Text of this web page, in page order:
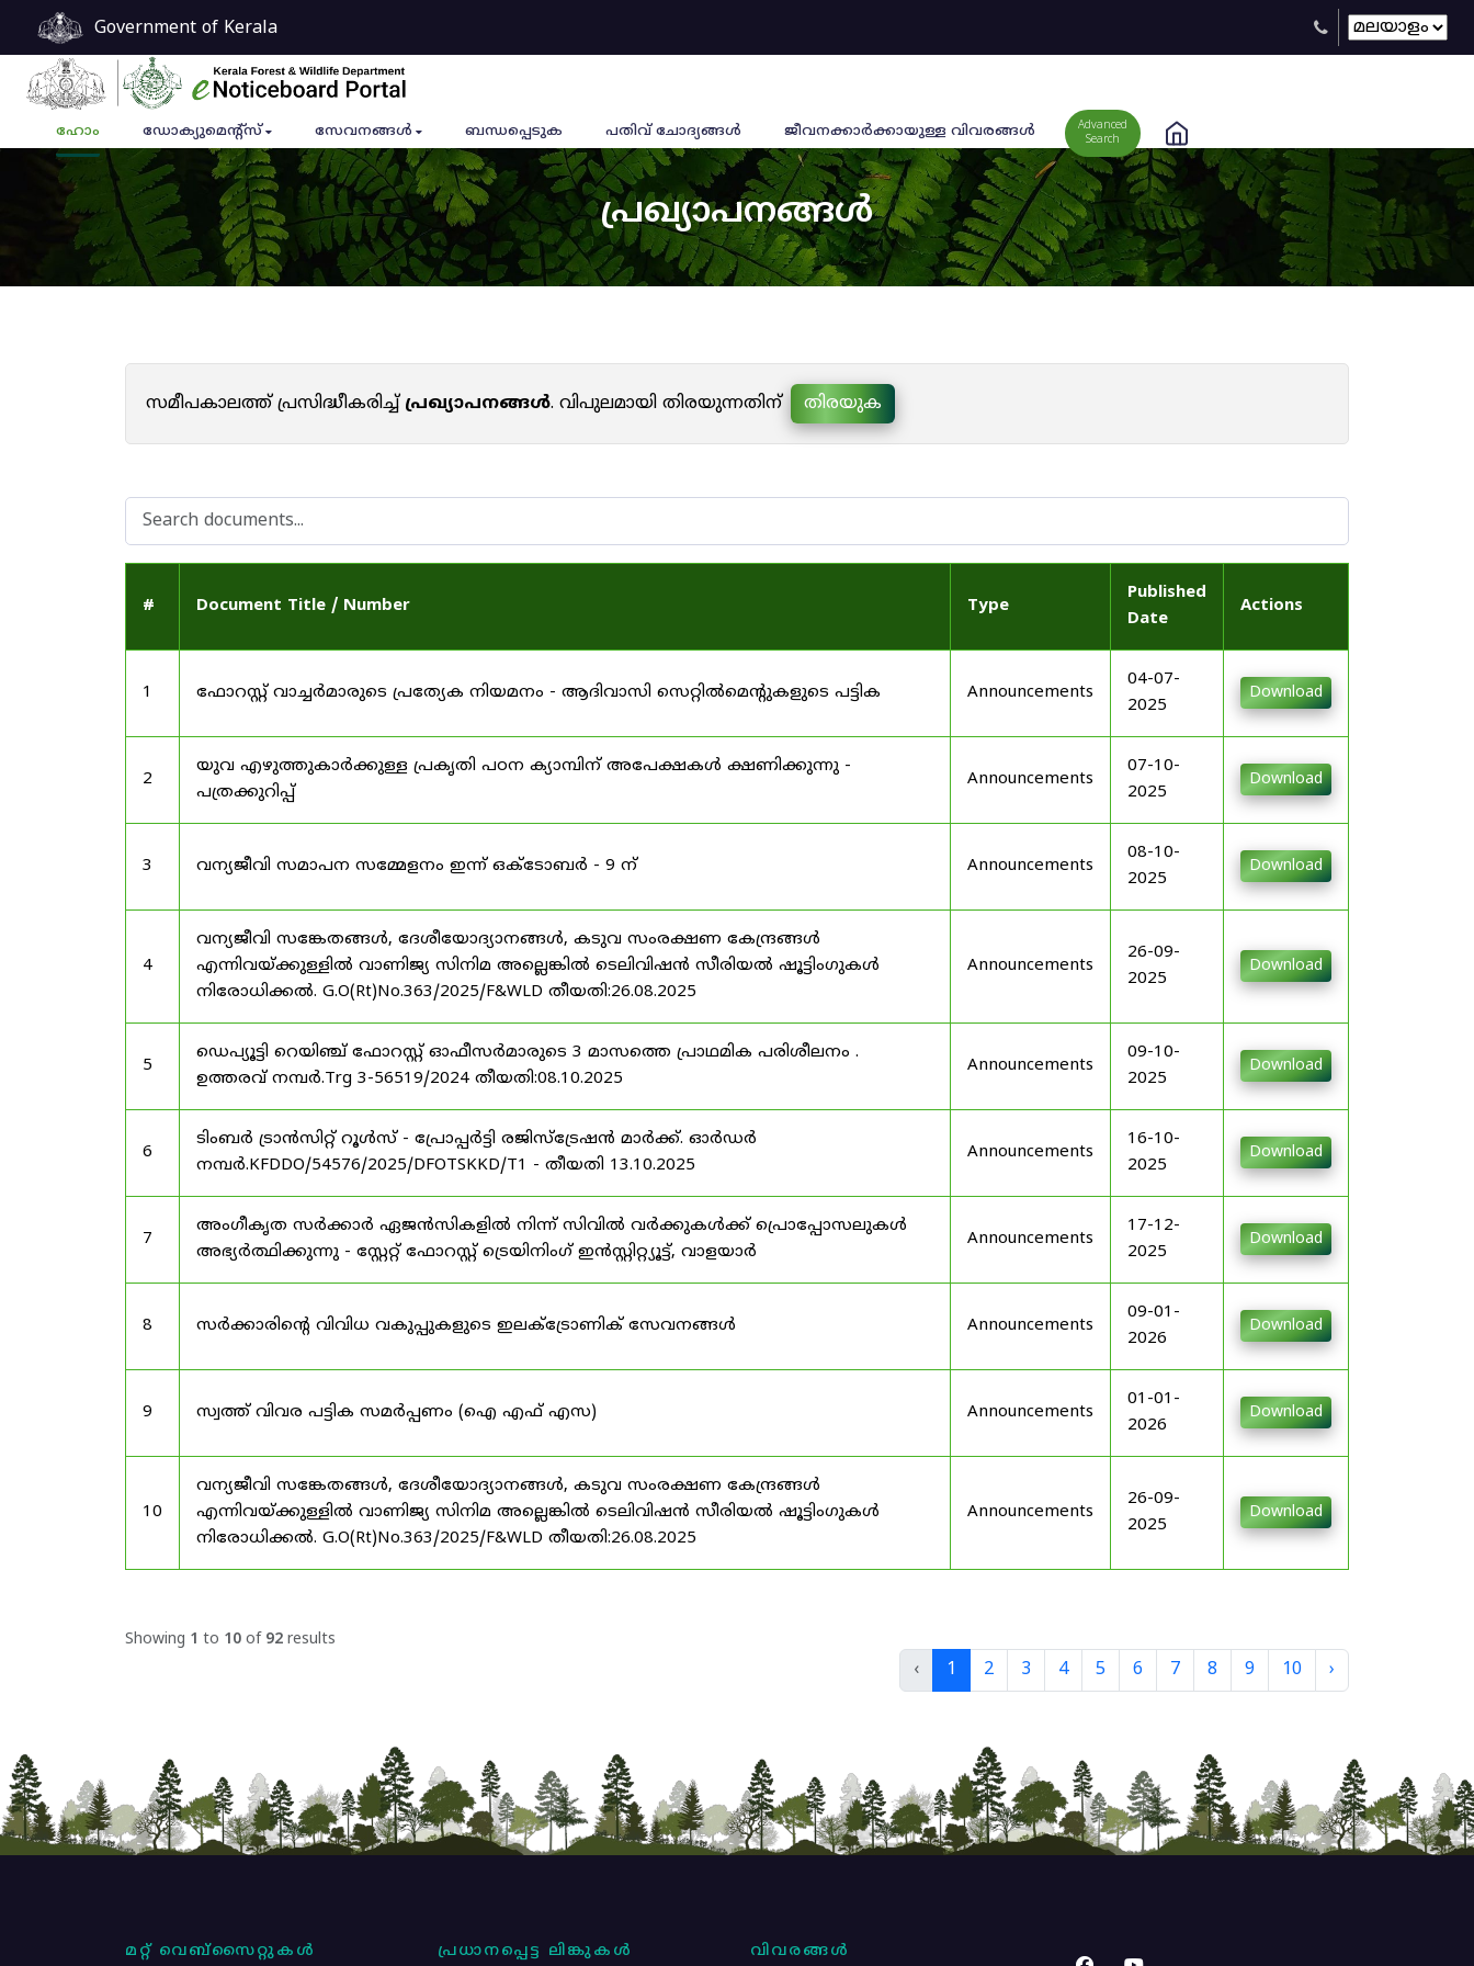
Government of Kerala
ഹോം ഡോക്യുമെൻ്റ്സ് സേവനങ്ങൾ ബന്ധപ്പെടുക പതിവ് ചോദ്യങ്ങൾ ജീവനക്കാര്‍ക്കായുള്ള വിവരങ്ങള്‍
Advanced
Search
പ്രഖ്യാപനങ്ങൾ
സമീപകാലത്ത് പ്രസിദ്ധീകരിച്ച്പ്രഖ്യാപനങ്ങൾ. വിപുലമായി തിരയുന്നതിന് തിരയുക
# Document Title / Number Type
Published
Date
Actions
1 ഫോറസ്റ്റ് വാച്ചർമാരുടെ പ്രത്യേക നിയമനം - ആദിവാസി സെറ്റിൽമെന്റുകളുടെ പട്ടിക Announcements
04-07-
2025
Download
2
യുവ എഴുത്തുകാർക്കുള്ള പ്രകൃതി പഠന ക്യാമ്പിന് അപേക്ഷകൾ ക്ഷണിക്കുന്നു -
പത്രക്കുറിപ്പ്
Announcements
07-10-
2025
Download
3 വന്യജീവി സമാപന സമ്മേളനം ഇന്ന് ഒക്ടോബർ - 9 ന് Announcements
08-10-
2025
Download
4
വന്യജീവി സങ്കേതങ്ങൾ, ദേശീയോദ്യാനങ്ങൾ, കടുവ സംരക്ഷണ കേന്ദ്രങ്ങൾ
എന്നിവയ്ക്കുള്ളിൽ വാണിജ്യ സിനിമ അല്ലെങ്കിൽ ടെലിവിഷൻ സീരിയൽ ഷൂട്ടിംഗുകൾ
നിരോധിക്കൽ. G.O(Rt)No.363/2025/F&WLD തീയതി:26.08.2025
Announcements
26-09-
2025
Download
5
ഡെപ്യൂട്ടി റെയിഞ്ച് ഫോറസ്റ്റ് ഓഫീസർമാരുടെ 3 മാസത്തെ പ്രാഥമിക പരിശീലനം .
ഉത്തരവ് നമ്പർ.Trg 3-56519/2024 തീയതി:08.10.2025
Announcements
09-10-
2025
Download
6
ടിംബർ ട്രാൻസിറ്റ് റൂൾസ് - പ്രോപ്പർട്ടി രജിസ്ട്രേഷൻ മാർക്ക്. ഓർഡർ
നമ്പർ.KFDDO/54576/2025/DFOTSKKD/T1 - തീയതി 13.10.2025
Announcements
16-10-
2025
Download
7
അംഗീകൃത സർക്കാർ ഏജൻസികളിൽ നിന്ന് സിവിൽ വർക്കുകൾക്ക് പ്രൊപ്പോസലുകൾ
അഭ്യർത്ഥിക്കുന്നു - സ്റ്റേറ്റ് ഫോറസ്റ്റ് ട്രെയിനിംഗ് ഇൻസ്റ്റിറ്റ്യൂട്ട്, വാളയാർ
Announcements
17-12-
2025
Download
8 സർക്കാരിന്റെ വിവിധ വകുപ്പുകളുടെ ഇലക്ട്രോണിക് സേവനങ്ങൾ Announcements
09-01-
2026
Download
9 സ്വത്ത് വിവര പട്ടിക സമർപ്പണം (ഐ എഫ് എസ) Announcements
01-01-
2026
Download
10
വന്യജീവി സങ്കേതങ്ങൾ, ദേശീയോദ്യാനങ്ങൾ, കടുവ സംരക്ഷണ കേന്ദ്രങ്ങൾ
എന്നിവയ്ക്കുള്ളിൽ വാണിജ്യ സിനിമ അല്ലെങ്കിൽ ടെലിവിഷൻ സീരിയൽ ഷൂട്ടിംഗുകൾ
നിരോധിക്കൽ. G.O(Rt)No.363/2025/F&WLD തീയതി:26.08.2025
Announcements
26-09-
2025
Download
Showing 1 to 10 of 92 results
‹ 1 2 3 4 5 6 7 8 9 10 ›
മറ്റ് വെബ്സൈറ്റുകൾ പ്രധാനപ്പെട്ട ലിങ്കുകൾ വിവരങ്ങൾ